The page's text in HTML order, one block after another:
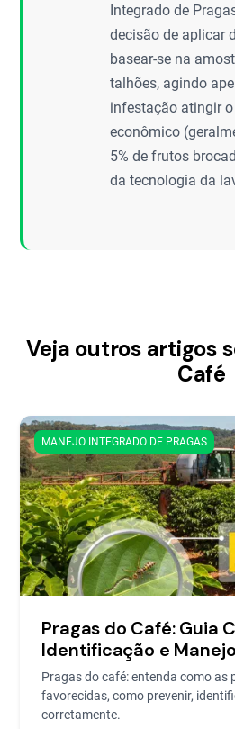
Integrado de
decisão de aplicar
basear-se na
talhões, agindo
infestação atingir
econômico
5% de frutos
da tecnologia da
Veja outros artigos
Café
MANEJO INTEGRADO DE PRAGAS
Pragas do Café: Guia
Identificação e Manejo
Pragas do café: entenda como as
favorecidas, como prevenir,
corretamente.